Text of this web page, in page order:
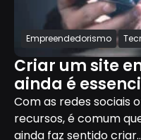
Empreendedorismo
Criar um site
ainda é
Com as redes sociais
recursos, é comum
ainda faz sentido